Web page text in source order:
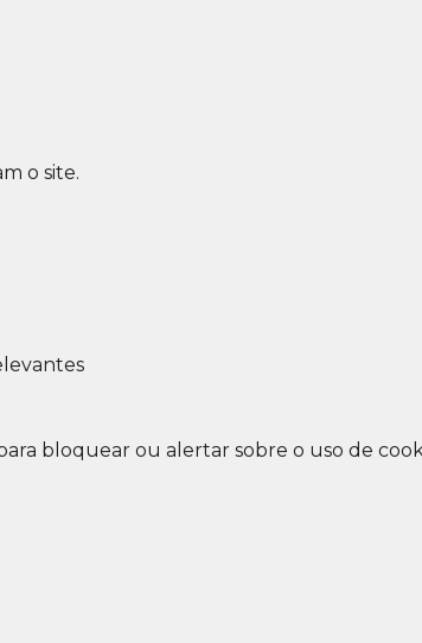
o site.
bloquear ou alertar sobre o uso de